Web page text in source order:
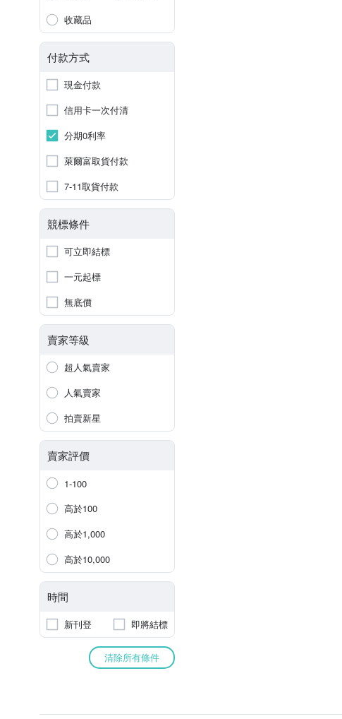
收藏品
付款方式
現金付款
信用卡一次付清
分期0利率
萊爾富取貨付款
7-11取貨付款
競標條件
可立即結標
一元起標
無底價
賣家等級
超人氣賣家
人氣賣家
拍賣新星
賣家評價
1-100
高於100
高於1,000
高於10,000
時間
新刊登 即將結標
清除所有條件